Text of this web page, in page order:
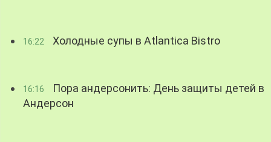
16:22 Холодные супы в Atlantica Bistro
16:16
Пора андерсонить: День защиты детей в
Андерсон